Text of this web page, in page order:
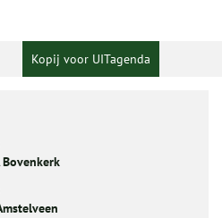
Kopij voor UITagenda